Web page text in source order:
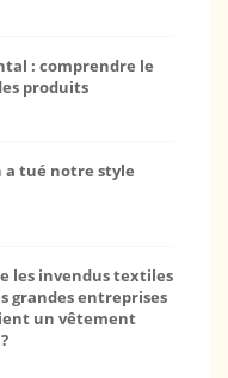
: comprendre le
produits
a tué notre style
les invendus textiles
grandes entreprises
un vêtement